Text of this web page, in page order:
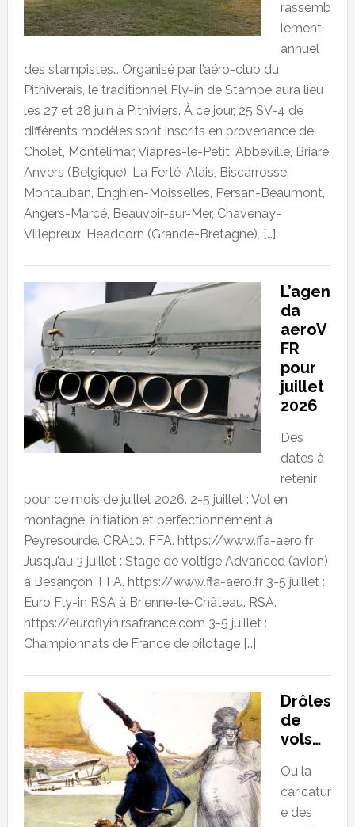
rassemb
lement
annuel
des stampistes… Organisé par l’aéro-club du
Pithiverais, le traditionnel Fly-in de Stampe aura lieu
les 27 et 28 juin à Pithiviers. À ce jour, 25 SV-4 de
différents modèles sont inscrits en provenance de
Cholet, Montélimar, Viâpres-le-Petit, Abbeville, Briare,
Anvers (Belgique), La Ferté-Alais, Biscarrosse,
Montauban, Enghien-Moisselles, Persan-Beaumont,
Angers-Marcé, Beauvoir-sur-Mer, Chavenay-
Villepreux, Headcorn (Grande-Bretagne), […]
L’agen
da
aeroV
FR
pour
juillet
2026
Des
dates à
retenir
pour ce mois de juillet 2026. 2-5 juillet : Vol en
montagne, initiation et perfectionnement à
Peyresourde. CRA10. FFA. https://www.ffa-aero.fr
Jusqu’au 3 juillet : Stage de voltige Advanced (avion)
à Besançon. FFA. https://www.ffa-aero.fr 3-5 juillet :
Euro Fly-in RSA à Brienne-le-Château. RSA.
https://euroflyin.rsafrance.com 3-5 juillet :
Championnats de France de pilotage […]
Drôles
de
vols…
Ou la
caricatur
e des